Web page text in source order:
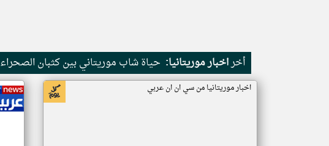
أخراخبار موريتانيا: حياة شاب موريتاني بين كثبان الصحراء
اخبار موريتانيا من سي ان ان عربي